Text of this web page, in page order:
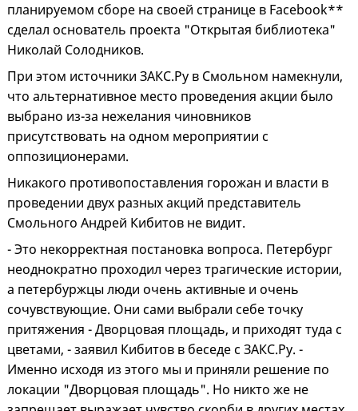
планируемом сборе на своей странице в Facebook**
сделал основатель проекта "Открытая библиотека"
Николай Солодников.
При этом источники ЗАКС.Ру в Смольном намекнули,
что альтернативное место проведения акции было
выбрано из-за нежелания чиновников
присутствовать на одном мероприятии с
оппозиционерами.
Никакого противопоставления горожан и власти в
проведении двух разных акций представитель
Смольного Андрей Кибитов не видит.
- Это некорректная постановка вопроса. Петербург
неоднократно проходил через трагические истории,
а петербуржцы люди очень активные и очень
сочувствующие. Они сами выбрали себе точку
притяжения - Дворцовая площадь, и приходят туда с
цветами, - заявил Кибитов в беседе с ЗАКС.Ру. -
Именно исходя из этого мы и приняли решение по
локации "Дворцовая площадь". Но никто же не